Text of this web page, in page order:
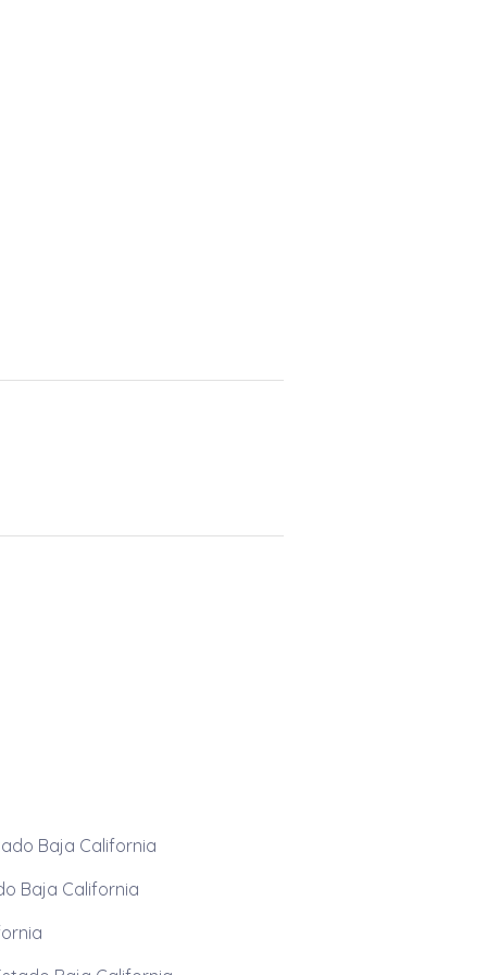
Baja California
Baja California